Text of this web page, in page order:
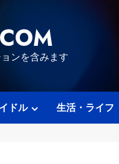
ンを含みます
ドル 生活・ライフ